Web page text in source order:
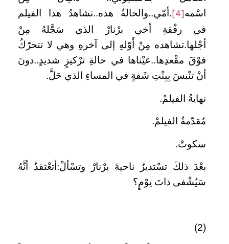
اسْمه [4] .أمّي..والحالةُ هذه..تشاهدُ هذا الفيلم
في رفْقةِ أخي برْنارْ الذي سَجَّلهُ مِنْ
أجْلها.تشاهده مِنْ أَوّلهِ إلى آخرهِ وهي لا تتحرّكُ
فوْقَ مقْعدِها..عيْناها في حالةِ ترْكيزٍ شديدٍ..دونَ
أنْ تنْبسَ بِبِنْتِ شَفةٍ في المساءِ الذي حَلَّ.
نهايةُ الفيلمْ.
مُقدّمةُ الفيلمْ.
سكوتْ.
بعْدَ ذلكَ تسْتديرُ ناحيةَ برْنارْ وتسْألْ:أتعْتقدُ أنَّهُ
سَيُشْفى ذاتَ يوْمٍ؟
(2)